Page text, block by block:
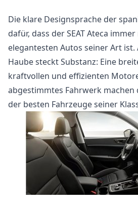
Die klare Designsprache der
dafür, dass der SEAT Ateca
elegantesten Autos seiner Art
Haube steckt Substanz: Eine
kraftvollen und effizienten
abgestimmtes Fahrwerk machen
der besten Fahrzeuge seiner